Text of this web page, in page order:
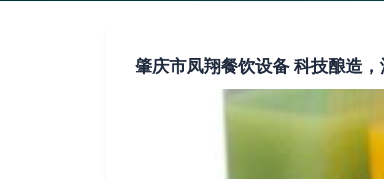
肇庆市凤翔餐饮设备 科技酿造